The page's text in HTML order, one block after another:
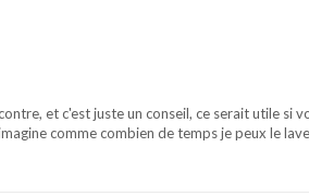
et c'est juste un conseil, ce serait utile si
comme combien de temps je peux le